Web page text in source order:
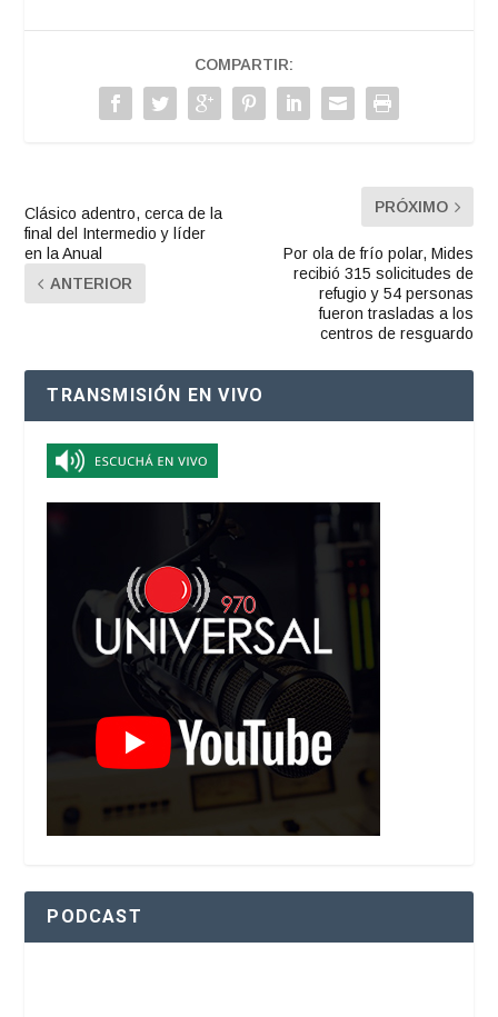
COMPARTIR:
Clásico adentro, cerca de la
final del Intermedio y líder
en la Anual
ANTERIOR
PRÓXIMO
Por ola de frío polar, Mides
recibió 315 solicitudes de
refugio y 54 personas
fueron trasladas a los
centros de resguardo
TRANSMISIÓN EN VIVO
PODCAST